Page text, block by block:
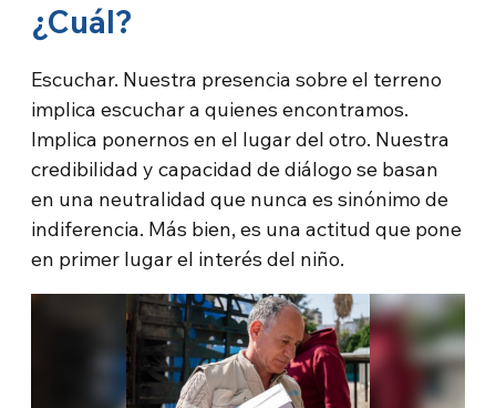
¿Cuál?
Escuchar. Nuestra presencia sobre el terreno
implica escuchar a quienes encontramos.
Implica ponernos en el lugar del otro. Nuestra
credibilidad y capacidad de diálogo se basan
en una neutralidad que nunca es sinónimo de
indiferencia. Más bien, es una actitud que pone
en primer lugar el interés del niño.